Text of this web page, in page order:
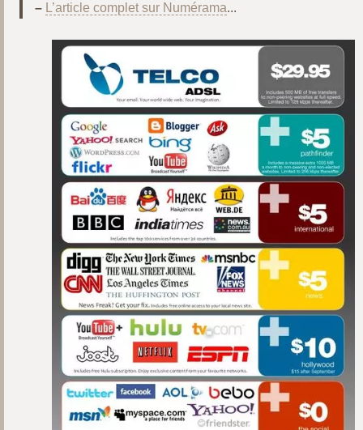
– L’article complet sur Numérama...